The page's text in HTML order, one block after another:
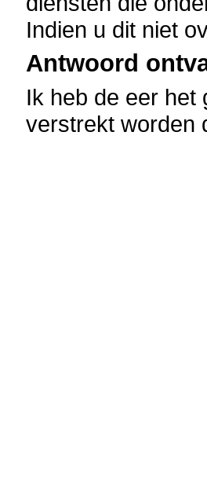
Indien u dit niet
Antwoord
Ik heb de eer het
verstrekt worden